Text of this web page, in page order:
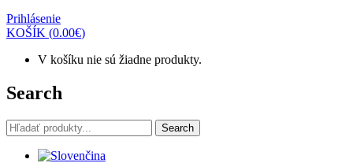
Prihlásenie
KOŠÍK (0.00€)
V košíku nie sú žiadne produkty.
Search
Search
for:
Search